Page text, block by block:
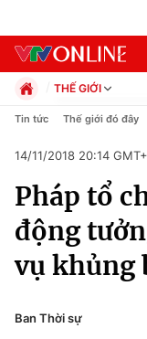
Chuyên mục
Chính trị
Xã hội
Pháp luật
THẾ GIỚI
Chính trị
Pháp luật
Kinh tế
Thể thao
Truyền hình
Văn hóa -
Công nghệ
Tin tức Thế giới đó đây
14/11/2018 20:14
Pháp tổ
động
vụ khủng
Ban Thời sự